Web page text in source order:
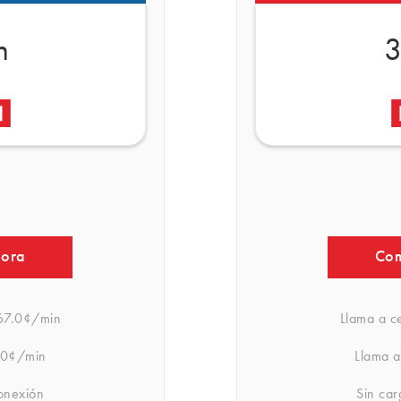
min
min
Llama a
Llama
Sin